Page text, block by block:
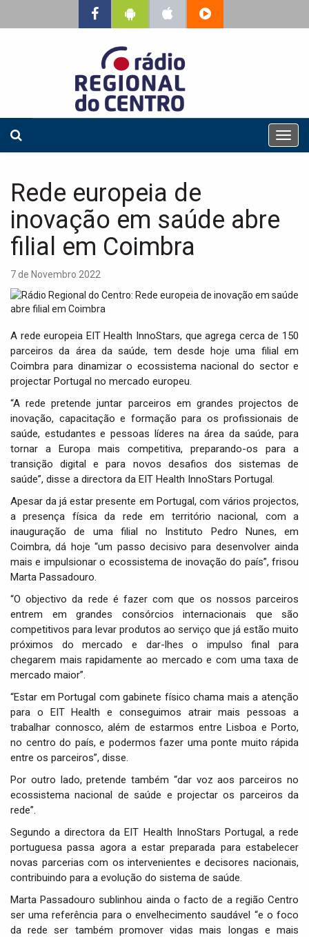
T
o
a
o
n
Rede europeia de
inovação em saúde abre
filial em Coimbra
7 de Novembro 2022
A rede europeia EIT Health InnoStars, que agrega cerca de 150
parceiros da área da saúde, tem desde hoje uma filial em
Coimbra para dinamizar o ecossistema nacional do sector e
projectar Portugal no mercado europeu.
“A rede pretende juntar parceiros em grandes projectos de
inovação, capacitação e formação para os profissionais de
saúde, estudantes e pessoas líderes na área da saúde, para
tornar a Europa mais competitiva, preparando-os para a
transição digital e para novos desafios dos sistemas de
saúde”, disse a directora da EIT Health InnoStars Portugal.
Apesar da já estar presente em Portugal, com vários projectos,
a presença física da rede em território nacional, com a
inauguração de uma filial no Instituto Pedro Nunes, em
Coimbra, dá hoje “um passo decisivo para desenvolver ainda
mais e impulsionar o ecossistema de inovação do país”, frisou
Marta Passadouro.
“O objectivo da rede é fazer com que os nossos parceiros
entrem em grandes consórcios internacionais que são
competitivos para levar produtos ao serviço que já estão muito
próximos do mercado e dar-lhes o impulso final para
chegarem mais rapidamente ao mercado e com uma taxa de
mercado maior”.
“Estar em Portugal com gabinete físico chama mais a atenção
para o EIT Health e conseguimos atrair mais pessoas a
trabalhar connosco, além de estarmos entre Lisboa e Porto,
no centro do país, e podermos fazer uma ponte muito rápida
entre os parceiros”, disse.
Por outro lado, pretende também “dar voz aos parceiros no
ecossistema nacional de saúde e projectar os parceiros da
rede”.
Segundo a directora da EIT Health InnoStars Portugal, a rede
portuguesa passa agora a estar preparada para estabelecer
novas parcerias com os intervenientes e decisores nacionais,
contribuindo para a evolução do sistema de saúde.
Marta Passadouro sublinhou ainda o facto de a região Centro
ser uma referência para o envelhecimento saudável “e o foco
da rede ser também promover vidas mais longas e mais